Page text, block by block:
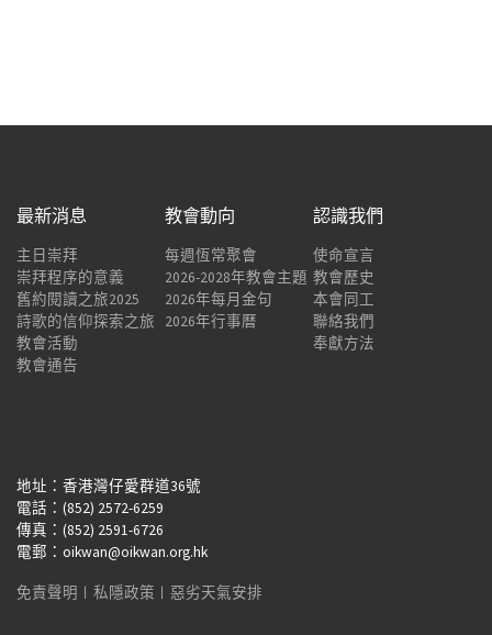
最新消息
主日崇拜
崇拜程序的意義
舊約閱讀之旅2025
詩歌的信仰探索之旅
教會活動
教會通告
教會動向
每週恆常聚會
2026-2028年教會主題
2026年每月金句
2026年行事曆
認識我們
使命宣言
教會歷史
本會同工
聯絡我們
奉獻方法
地址：香港灣仔愛群道36號
電話：(852) 2572-6259
傳真：(852) 2591-6726
電郵：oikwan@oikwan.org.hk
免責聲明 ︱ 私隱政策 ︱ 惡劣天氣安排